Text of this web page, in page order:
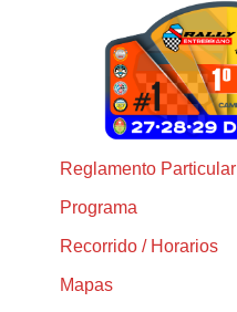
Reglamento Particular
Programa
Recorrido / Horarios
Mapas